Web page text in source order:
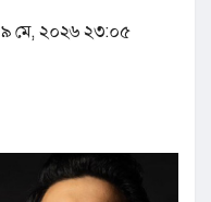
৯ মে, ২০২৬ ২৩:০৫